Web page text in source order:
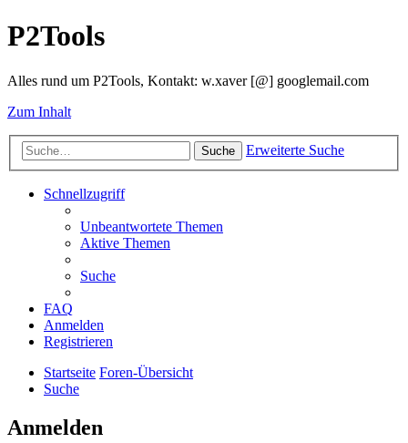
P2Tools
Alles rund um P2Tools, Kontakt: w.xaver [@] googlemail.com
Zum Inhalt
Suche Erweiterte Suche
Schnellzugriff
Unbeantwortete Themen
Aktive Themen
Suche
FAQ
Anmelden
Registrieren
Startseite Foren-Übersicht
Suche
Anmelden